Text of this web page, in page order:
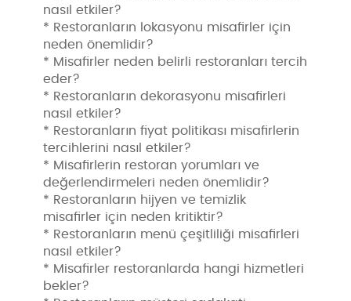
nasıl etkiler?
* Restoranların lokasyonu misafirler için
neden önemlidir?
* Misafirler neden belirli restoranları tercih
eder?
* Restoranların dekorasyonu misafirleri
nasıl etkiler?
* Restoranların fiyat politikası misafirlerin
tercihlerini nasıl etkiler?
* Misafirlerin restoran yorumları ve
değerlendirmeleri neden önemlidir?
* Restoranların hijyen ve temizlik
misafirler için neden kritiktir?
* Restoranların menü çeşitliliği misafirleri
nasıl etkiler?
* Misafirler restoranlarda hangi hizmetleri
bekler?